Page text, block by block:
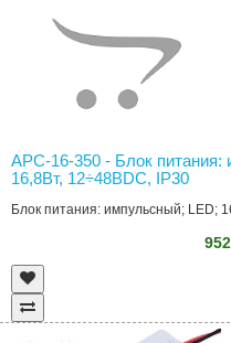
APC-16-350 - Блок
16,8Вт, 12÷48ВDC, IP30
Блок питания: импульсный; LED;